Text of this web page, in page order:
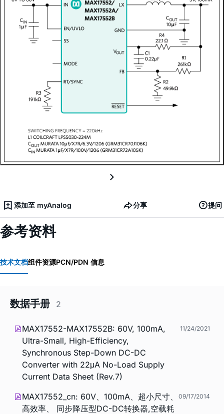
添加至 myAnalog 分享 提问
参考资料
技术文档组件资源PCN/PDN 信息
数据手册 2
MAX17552-MAX17552B: 60V, 100mA,
Ultra-Small, High-Efficiency,
Synchronous Step-Down DC-DC
Converter with 22μA No-Load Supply
Current Data Sheet (Rev.7)
11/24/2021
MAX17552_cn: 60V、100mA、超小尺寸、
高效率、 同步降压型DC-DC转换器,空载耗
09/17/2014